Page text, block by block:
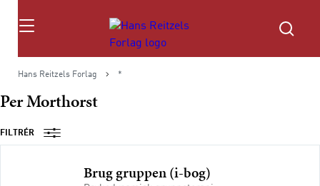
Søg
Hans Reitzels Forlag *
Per Morthorst
FILTRÉR
Brug gruppen (i-bog)